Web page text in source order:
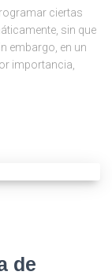
ciertas
sin que
embargo, en un
importancia,
de